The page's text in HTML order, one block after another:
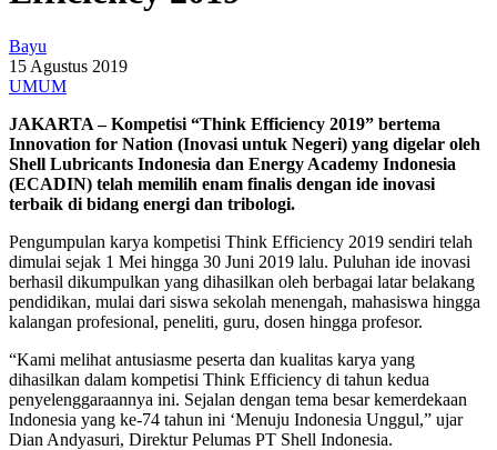
Bayu
15 Agustus 2019
UMUM
JAKARTA – Kompetisi “Think Efficiency 2019” bertema
Innovation for Nation (Inovasi untuk Negeri) yang digelar oleh
Shell Lubricants Indonesia dan Energy Academy Indonesia
(ECADIN) telah memilih enam finalis dengan ide inovasi
terbaik di bidang energi dan tribologi.
Pengumpulan karya kompetisi Think Efficiency 2019 sendiri telah
dimulai sejak 1 Mei hingga 30 Juni 2019 lalu. Puluhan ide inovasi
berhasil dikumpulkan yang dihasilkan oleh berbagai latar belakang
pendidikan, mulai dari siswa sekolah menengah, mahasiswa hingga
kalangan profesional, peneliti, guru, dosen hingga profesor.
“Kami melihat antusiasme peserta dan kualitas karya yang
dihasilkan dalam kompetisi Think Efficiency di tahun kedua
penyelenggaraannya ini. Sejalan dengan tema besar kemerdekaan
Indonesia yang ke-74 tahun ini ‘Menuju Indonesia Unggul,” ujar
Dian Andyasuri, Direktur Pelumas PT Shell Indonesia.